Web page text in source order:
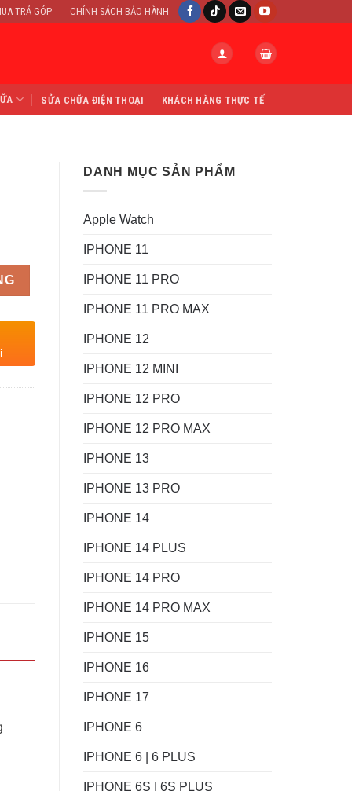
TRẢ GÓP CHÍNH SÁCH BẢO HÀNH
SỬA CHỮA ĐIỆN THOẠI KHÁCH HÀNG THỰC TẾ
DANH MỤC SẢN PHẨM
Apple Watch
IPHONE 11
IPHONE 11 PRO
IPHONE 11 PRO MAX
IPHONE 12
IPHONE 12 MINI
IPHONE 12 PRO
IPHONE 12 PRO MAX
IPHONE 13
IPHONE 13 PRO
IPHONE 14
IPHONE 14 PLUS
IPHONE 14 PRO
IPHONE 14 PRO MAX
IPHONE 15
IPHONE 16
IPHONE 17
IPHONE 6
IPHONE 6 | 6 PLUS
IPHONE 6S | 6S PLUS